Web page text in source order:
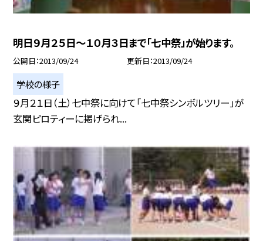
明日９月２５日〜１０月３日まで「七中祭」が始ります。
公開日 2013/09/24 更新日 2013/09/24
学校の様子
９月２１日（土）七中祭に向けて「七中祭シンボルツリー」が
玄関ピロティーに掲げられ...